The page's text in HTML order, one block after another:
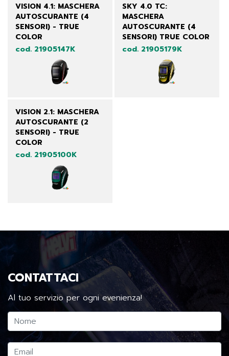
VISION 4.1: MASCHERA
AUTOSCURANTE (4
SENSORI) - TRUE
COLOR
cod. 21905147K
SKY 4.0 TC:
MASCHERA
AUTOSCURANTE (4
SENSORI) TRUE COLOR
cod. 21905179K
VISION 2.1: MASCHERA
AUTOSCURANTE (2
SENSORI) - TRUE
COLOR
cod. 21905100K
CONTATTACI
Al tuo servizio per ogni evenienza!